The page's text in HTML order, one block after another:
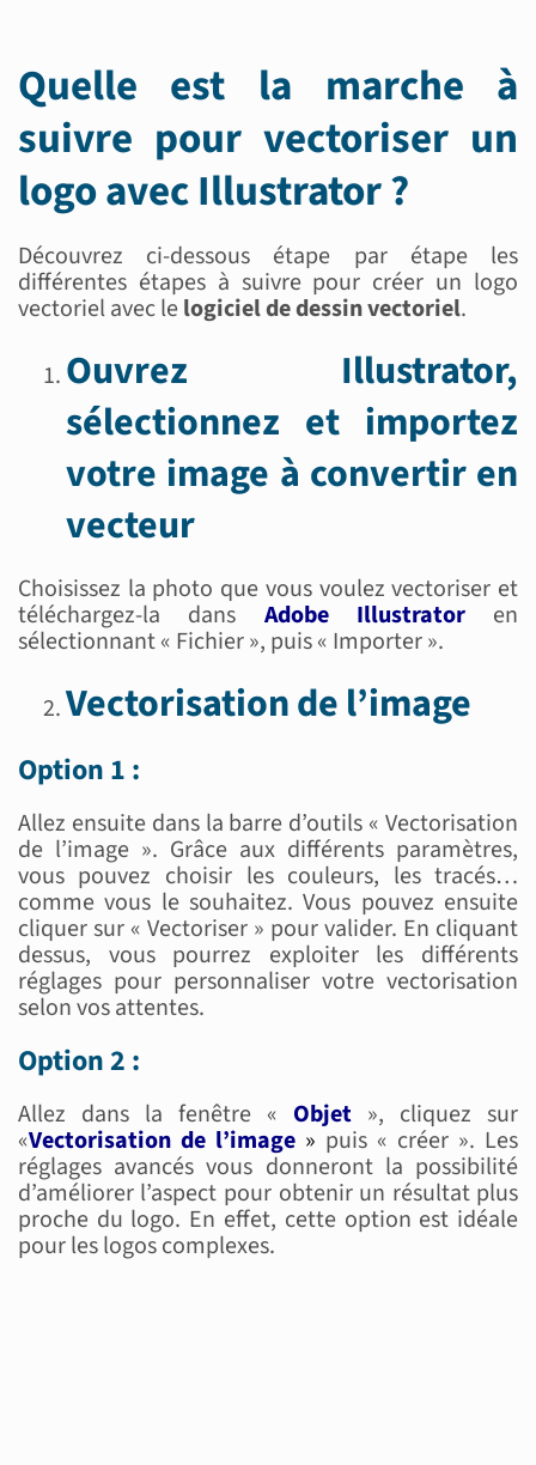
Quelle est la marche à
suivre pour vectoriser un
logo avec Illustrator ?
Découvrez ci-dessous étape par étape les
différentes étapes à suivre pour créer un logo
vectoriel avec lelogiciel de dessin vectoriel.
Ouvrez Illustrator,
sélectionnez et importez
votre image à convertir en
vecteur
Choisissez la photo que vous voulez vectoriser et
téléchargez-la dans Adobe Illustrator en
sélectionnant « Fichier », puis « Importer ».
Vectorisation de l’image
Option 1 :
Allez ensuite dans la barre d’outils « Vectorisation
de l’image ». Grâce aux différents paramètres,
vous pouvez choisir les couleurs, les tracés…
comme vous le souhaitez. Vous pouvez ensuite
cliquer sur « Vectoriser » pour valider. En cliquant
dessus, vous pourrez exploiter les différents
réglages pour personnaliser votre vectorisation
selon vos attentes.
Option 2 :
Allez dans la fenêtre « Objet », cliquez sur
«Vectorisation de l’image » puis « créer ». Les
réglages avancés vous donneront la possibilité
d’améliorer l’aspect pour obtenir un résultat plus
proche du logo. En effet, cette option est idéale
pour les logos complexes.